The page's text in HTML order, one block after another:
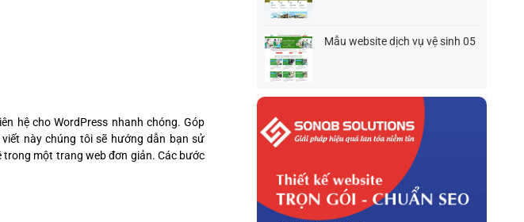
hệ cho WordPress nhanh chóng. Góp
này chúng tôi sẽ hướng dẫn bạn sử
trong một trang web đơn giản. Các bước
1.500.000₫.
900.000₫.
Mẫu website dịch vụ vệ sinh 05
1.500.000₫.
là: